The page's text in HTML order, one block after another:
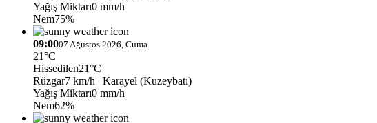
Yağış Miktarı0 mm/h
Nem75%
09:0007 Ağustos 2026, Cuma
21°C
Hissedilen21°C
Rüzgar7 km/h | Karayel (Kuzeybatı)
Yağış Miktarı0 mm/h
Nem62%